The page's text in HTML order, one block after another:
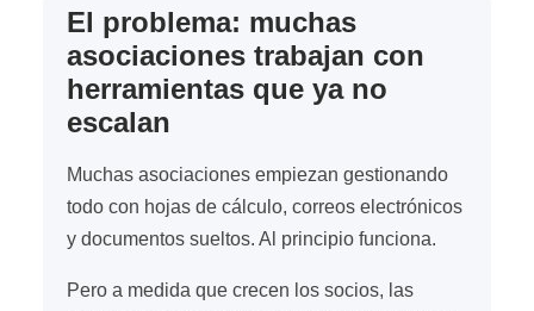
El problema: muchas
asociaciones trabajan con
herramientas que ya no
escalan
Muchas asociaciones empiezan gestionando
todo con hojas de cálculo, correos electrónicos
y documentos sueltos. Al principio funciona.
Pero a medida que crecen los socios, las